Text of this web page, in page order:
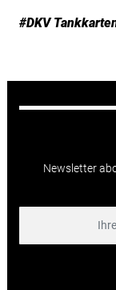
#DKV
Newsletter